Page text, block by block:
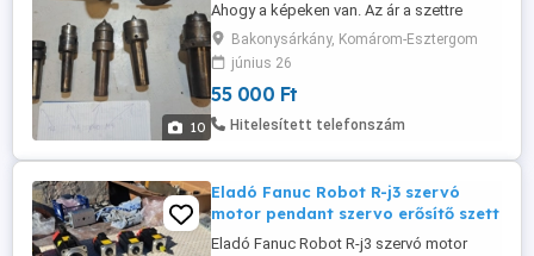
10
Ahogy a képeken van. Az ár a szettre
értendő. A szállítása megoldható de a
súlya miatt nem megy el 1 csomagban
ezért ezzel kapcsolatban
keress.Köszönöm.
Bakonysárkány, Komárom-Esztergom
június 26
55 000 Ft
Hitelesített telefonszám
Eladó Fanuc Robot R-j3 szervó
motor pendant szervo erősítő szett
Eladó Fanuc Robot R-j3 szervó motor